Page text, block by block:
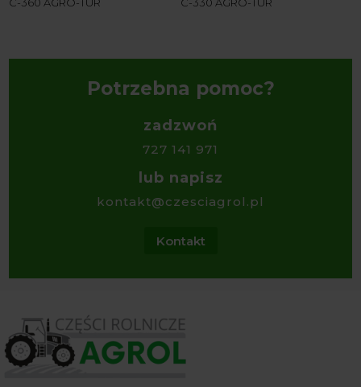
Potrzebna pomoc?
zadzwoń
727 141 971
lub napisz
kontakt@czesciagrol.pl
Kontakt